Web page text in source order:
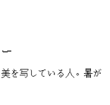
を写している人。暑が